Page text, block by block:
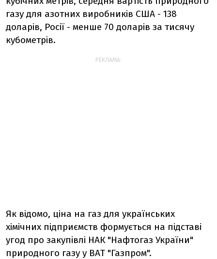
газу для азотних виробників США - 138
доларів, Росії - менше 70 доларів за тисячу
кубометрів.
РЕКЛАМА:
Як відомо, ціна на газ для українських
хімічних підприємств формується на підставі
угод про закупівлі НАК "Нафтогаз України"
природного газу у ВАТ "Газпром".